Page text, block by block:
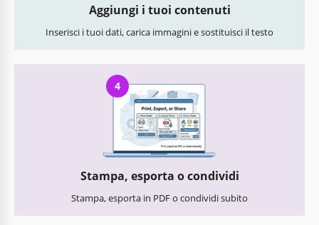
Aggiungi i tuoi contenuti
Inserisci i tuoi dati, carica immagini e sostituisci il testo
4
Stampa, esporta o condividi
Stampa, esporta in PDF o condividi subito